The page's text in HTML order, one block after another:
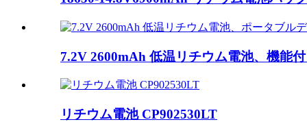
7.2V 2600mAh 低温リチウム電池、機能
リチウム電池 CP902530LT